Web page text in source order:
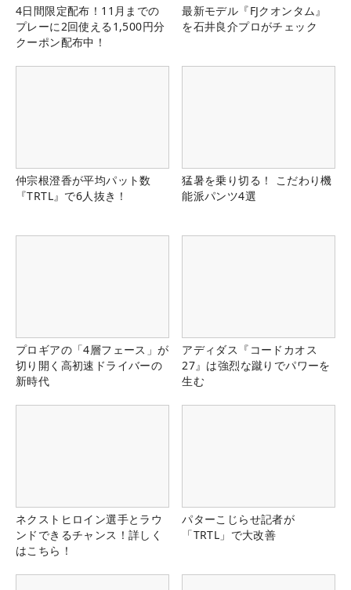
4日間限定配布！11月までの
プレーに2回使える1,500円分
クーポン配布中！
最新モデル『FJクオンタム』
を石井良介プロがチェック
仲宗根澄香が平均パット数
『TRTL』で6人抜き！
猛暑を乗り切る！ こだわり機
能派パンツ4選
プロギアの「4層フェース」が
切り開く高初速ドライバーの
新時代
アディダス『コードカオス
27』は強烈な蹴りでパワーを
生む
ネクストヒロイン選手とラウ
ンドできるチャンス！詳しく
はこちら！
パターこじらせ記者が
「TRTL」で大改善